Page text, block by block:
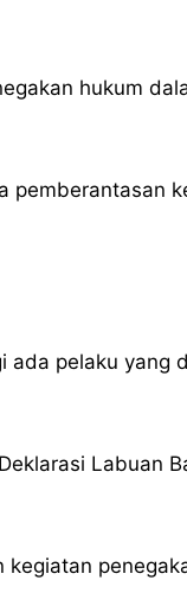
hukum
pemberantasan
ada pelaku yang
Labuan